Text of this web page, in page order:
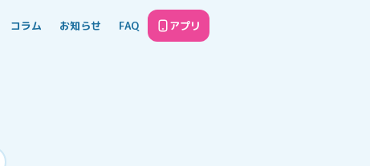
コラム お知らせ FAQ アプリ